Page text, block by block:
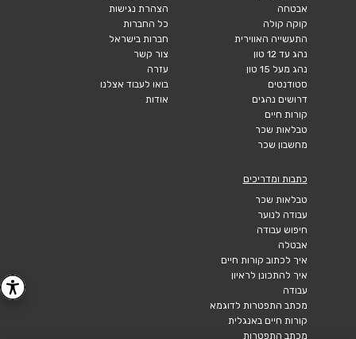
אבטחה
קוקה קולה
התעשייה האווירית
נהג עד 12 טון
נהג מעל 15 טון
סטודנטים
דרושים נהגים
קורות חיים
טבלאות שכר
מחשבון שכר
הצהרת נגישות
כל החברות
חברות בישראל
צור קשר
עזרה
בואו לעבוד אצלנו
אודות
כתבות ומדריכים
טבלאות שכר
עבודה לנוער
חיפוש עבודה
אבטלה
איך לכתוב קורות חיים
איך להתכונן לראיון
עבודה
מכתב התפטרות לדוגמא
קורות חיים באנגלית
מכתב התפטרות